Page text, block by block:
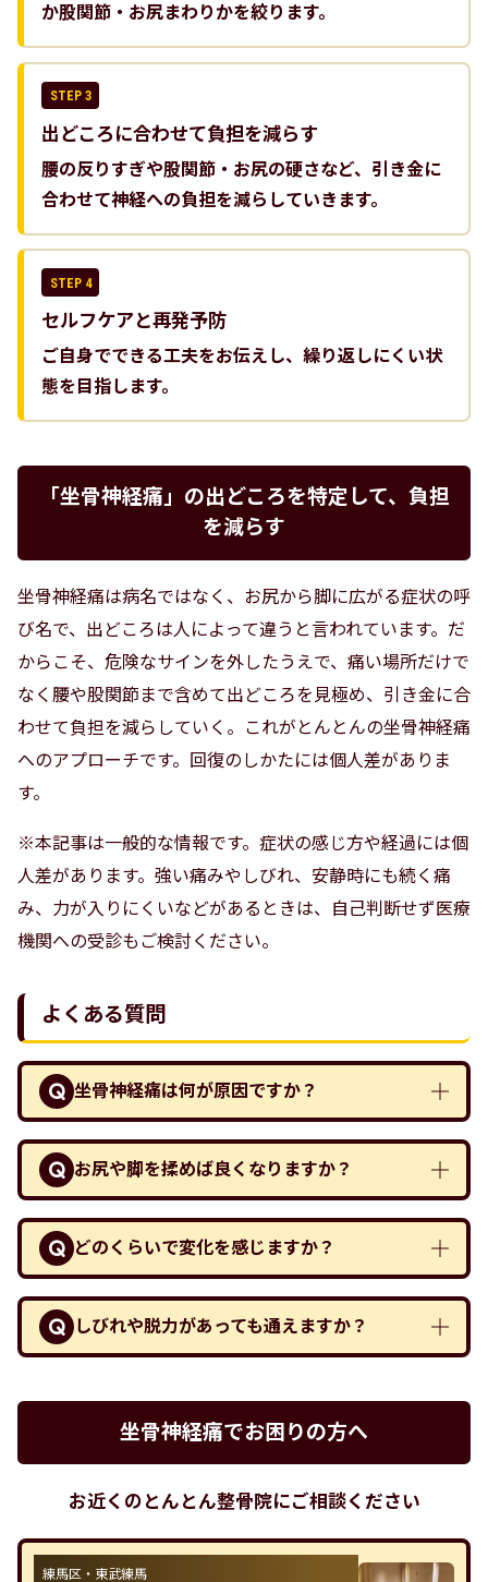
か股関節・お尻まわりかを絞ります。
出どころに合わせて負担を減らす
腰の反りすぎや股関節・お尻の硬さなど、引き金に
合わせて神経への負担を減らしていきます。
セルフケアと再発予防
ご自身でできる工夫をお伝えし、繰り返しにくい状
態を目指します。
「坐骨神経痛」の出どころを特定して、負担
を減らす
坐骨神経痛は病名ではなく、お尻から脚に広がる症状の呼
び名で、出どころは人によって違うと言われています。だ
からこそ、危険なサインを外したうえで、痛い場所だけで
なく腰や股関節まで含めて出どころを見極め、引き金に合
わせて負担を減らしていく。これがとんとんの坐骨神経痛
へのアプローチです。回復のしかたには個人差がありま
す。
※本記事は一般的な情報です。症状の感じ方や経過には個
人差があります。強い痛みやしびれ、安静時にも続く痛
み、力が入りにくいなどがあるときは、自己判断せず医療
機関への受診もご検討ください。
よくある質問
坐骨神経痛は何が原因ですか？
お尻や脚を揉めば良くなりますか？
どのくらいで変化を感じますか？
しびれや脱力があっても通えますか？
坐骨神経痛でお困りの方へ
お近くのとんとん整骨院にご相談ください
練馬区・東武練馬